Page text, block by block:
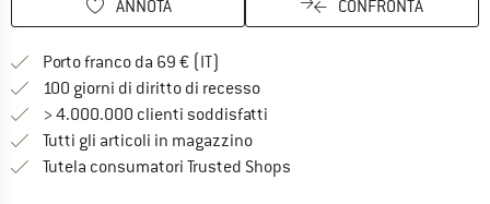
ANNOTA CONFRONTA
Porto franco da 69 € (IT)
100 giorni di diritto di recessoVai alla politica di recesso qui
> 4.000.000 clienti soddisfatti
Tutti gli articoli in magazzino
Tutela consumatori Trusted Shops